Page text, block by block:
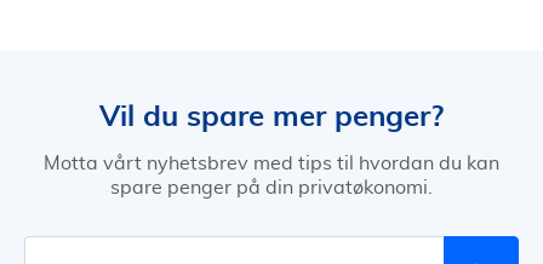
Vil du spare mer penger?
Motta vårt nyhetsbrev med tips til hvordan du kan
spare penger på din privatøkonomi.